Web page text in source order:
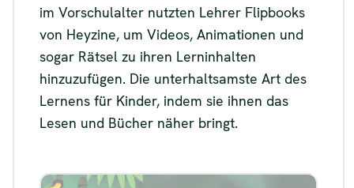
im Vorschulalter nutzten Lehrer Flipbooks
von Heyzine, um Videos, Animationen und
sogar Rätsel zu ihren Lerninhalten
hinzuzufügen. Die unterhaltsamste Art des
Lernens für Kinder, indem sie ihnen das
Lesen und Bücher näher bringt.